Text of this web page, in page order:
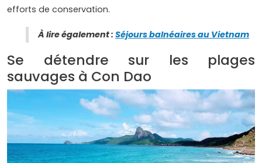
efforts de conservation.
À lire également : Séjours balnéaires au Vietnam
Se détendre sur les plages
sauvages à Con Dao